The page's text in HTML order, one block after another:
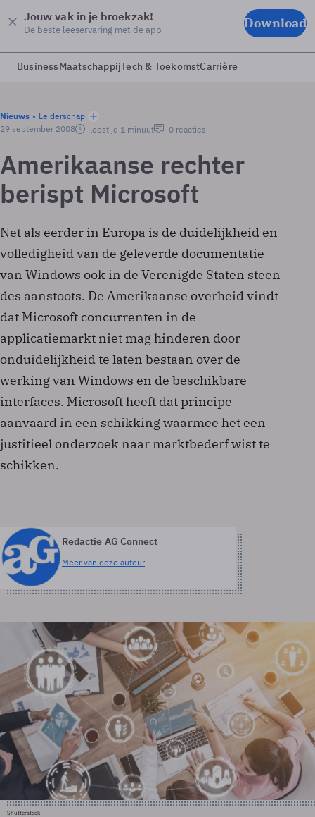
Jouw vak in je broekzak!
De beste leeservaring met de app Download
BusinessMaatschappijTech & ToekomstCarrière
Nieuws
Leiderschap
29 september 2008
leestijd 1 minuut 0 reacties
Amerikaanse rechter
berispt Microsoft
Net als eerder in Europa is de duidelijkheid en
volledigheid van de geleverde documentatie
van Windows ook in de Verenigde Staten steen
des aanstoots. De Amerikaanse overheid vindt
dat Microsoft concurrenten in de
applicatiemarkt niet mag hinderen door
onduidelijkheid te laten bestaan over de
werking van Windows en de beschikbare
interfaces. Microsoft heeft dat principe
aanvaard in een schikking waarmee het een
justitieel onderzoek naar marktbederf wist te
schikken.
Redactie AG Connect
Meer van deze auteur
Shutterstock